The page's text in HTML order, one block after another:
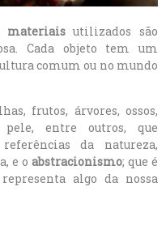
materiaisutilizados são
Cada objeto tem um
comum ou no mundo
frutos, árvores, ossos,
entre outros, que
da natureza,
e o abstracionismo; que é
algo da nossa